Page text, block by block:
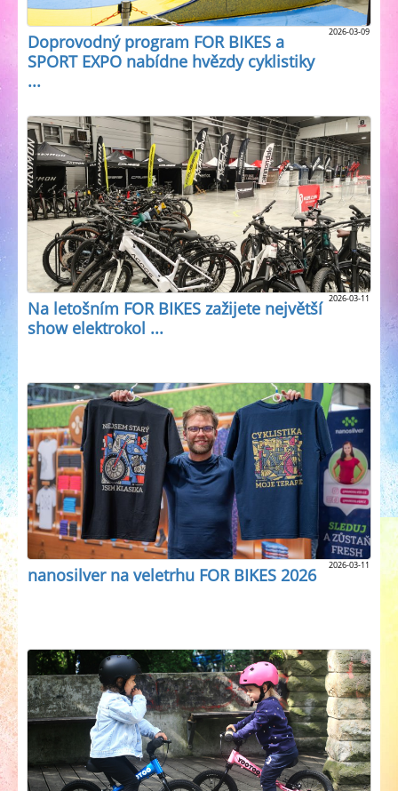
2026-03-09
Doprovodný program FOR BIKES a
SPORT EXPO nabídne hvězdy cyklistiky
...
2026-03-11
Na letošním FOR BIKES zažijete největší
show elektrokol ...
2026-03-11
nanosilver na veletrhu FOR BIKES 2026